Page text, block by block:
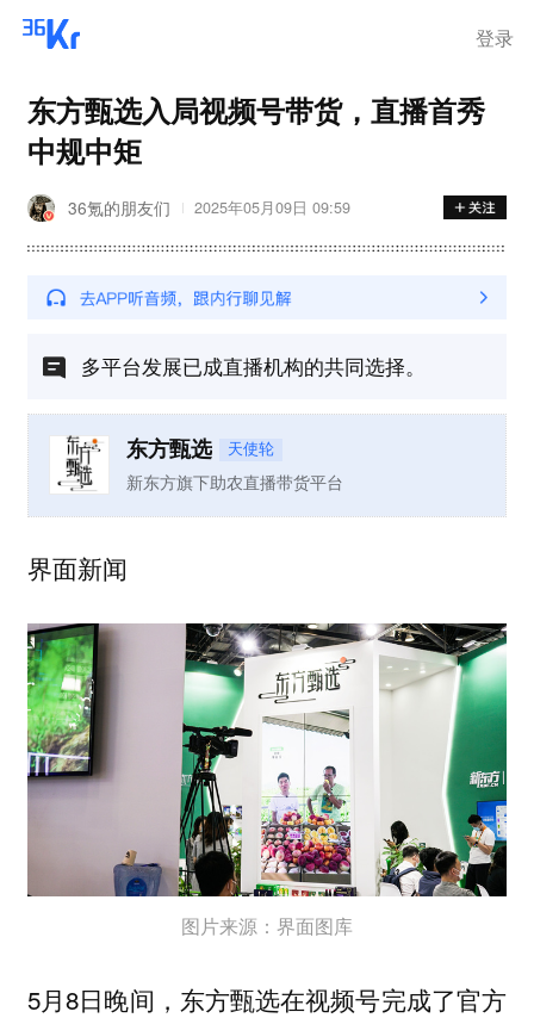
登录
东方甄选入局视频号带货，直播首秀
中规中矩
36氪的朋友们 2025年05月09日 09:59
多平台发展已成直播机构的共同选择。
东方甄选 天使轮
新东方旗下助农直播带货平台
界面新闻
图片来源：界面图库
5月8日晚间，东方甄选在视频号完成了官方